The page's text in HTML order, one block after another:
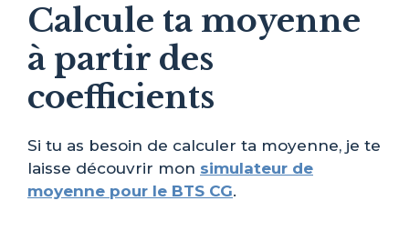
Calcule ta moyenne
à partir des
coefficients
Si tu as besoin de calculer ta moyenne, je te
laisse découvrir mon simulateur de
moyenne pour le BTS CG.